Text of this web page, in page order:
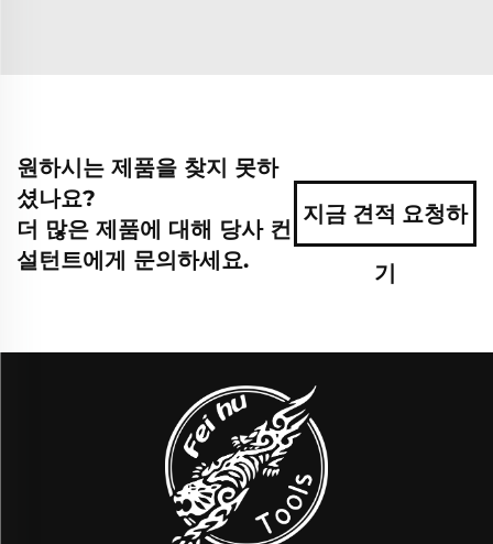
원하시는 제품을 찾지 못하
셨나요?
더 많은 제품에 대해 당사 컨
설턴트에게 문의하세요.
지금 견적 요청하
기